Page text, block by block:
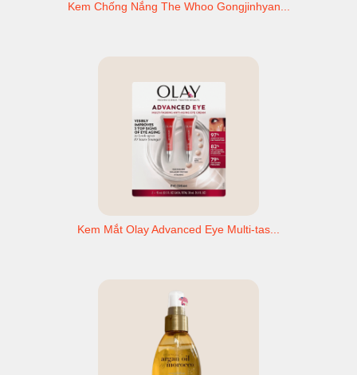
Kem Chống Nắng The Whoo Gongjinhyan...
Kem Mắt Olay Advanced Eye Multi-tas...